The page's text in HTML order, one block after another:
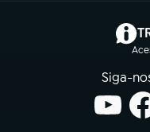
Siga-